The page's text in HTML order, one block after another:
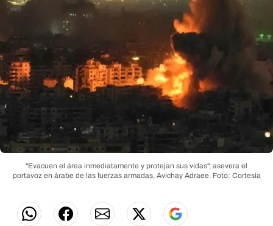
"Evacuen el área inmediatamente y protejan sus vidas", asevera el
portavoz en árabe de las fuerzas armadas, Avichay Adraee. Foto: Cortesía